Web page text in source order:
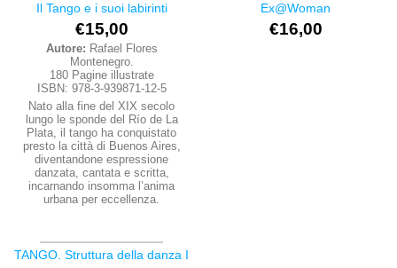
Il Tango e i suoi labirinti
€15,00
Autore: Rafael Flores
Montenegro.
180 Pagine illustrate
ISBN: 978-3-939871-12-5
Nato alla fine del XIX secolo
lungo le sponde del Río de La
Plata, il tango ha conquistato
presto la città di Buenos Aires,
diventandone espressione
danzata, cantata e scritta,
incarnando insomma l’anima
urbana per eccellenza.
Ex@Woman
€16,00
TANGO. Struttura della danza I